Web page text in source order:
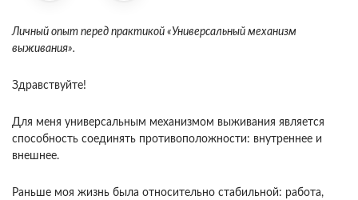
Личный опыт перед практикой «Универсальный механизм
выживания».
Здравствуйте!
Для меня универсальным механизмом выживания является
способность соединять противоположности: внутреннее и
внешнее.
Раньше моя жизнь была относительно стабильной: работа,